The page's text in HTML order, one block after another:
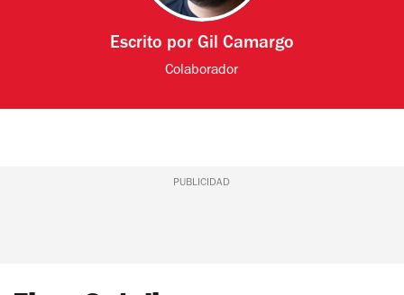
Escrito por Gil Camargo
Colaborador
PUBLICIDAD